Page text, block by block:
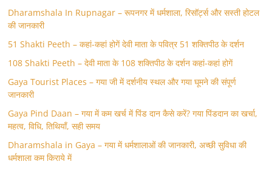
Dharamshala In Rupnagar – रूपनगर में धर्मशाला, रिसॉर्ट्स और सस्ती होटल
की जानकारी
51 Shakti Peeth – कहां-कहां होगें देवी माता के पवित्र 51 शक्तिपीठ के दर्शन
108 Shakti Peeth – देवी माता के 108 शक्तिपीठ के दर्शन कहां-कहां होगें
Gaya Tourist Places – गया जी में दर्शनीय स्थल और गया घूमने की संपूर्ण
जानकारी
Gaya Pind Daan – गया में कम खर्च में पिंड दान कैसे करें? गया पिंडदान का खर्चा,
महत्व, विधि, तिथियाँ, सही समय
Dharamshala in Gaya – गया में धर्मशालाओं की जानकारी, अच्छी सुविधा की
धर्मशाला कम किराये में